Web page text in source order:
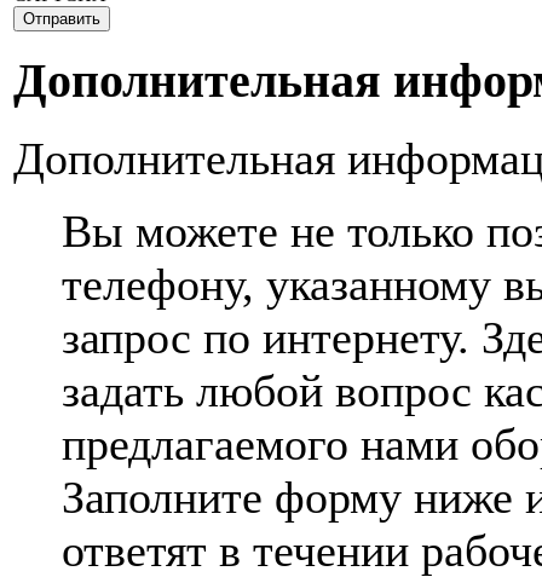
Отправить
Дополнительная
Дополнительная
Вы можете не только
телефону, указанному
запрос по интернету.
задать любой вопрос
предлагаемого нами
Заполните форму ниже
ответят в течении